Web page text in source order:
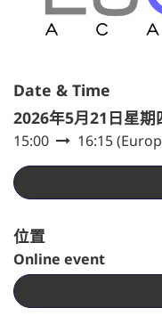
Date & Time
2026年5月21日星期
15:00 16:15(
位置
Online event